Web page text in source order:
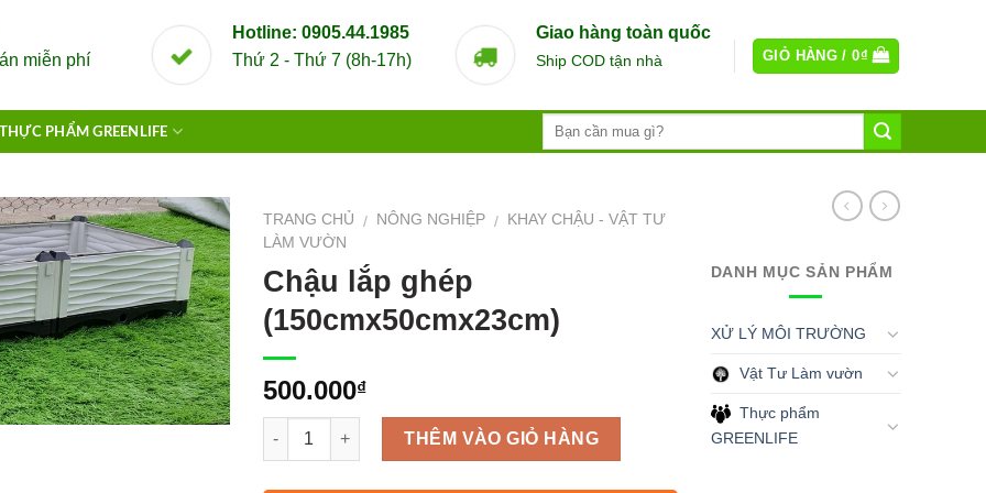
miễn phí
Hotline: 0905.44.1985
Thứ 2 - Thứ 7 (8h-17h)
Giao hàng toàn quốc
Ship COD tận nhà GIỎ HÀNG /0₫
THỰC PHẨM GREENLIFE
TRANG CHỦ / NÔNG NGHIỆP /
KHAY CHẬU - VẬT TƯ
LÀM VƯỜN
Chậu lắp ghép
(150cmx50cmx23cm)
500.000₫
Số lượng THÊM VÀO GIỎ HÀNG
DANH MỤC SẢN PHẨM
XỬ LÝ MÔI TRƯỜNG
Vật Tư Làm vườn
Thực phẩm
GREENLIFE